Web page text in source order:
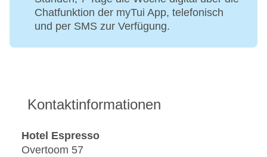
Chatfunktion der myTui App, telefonisch
und per SMS zur Verfügung.
Kontaktinformationen
Hotel Espresso
Overtoom 57